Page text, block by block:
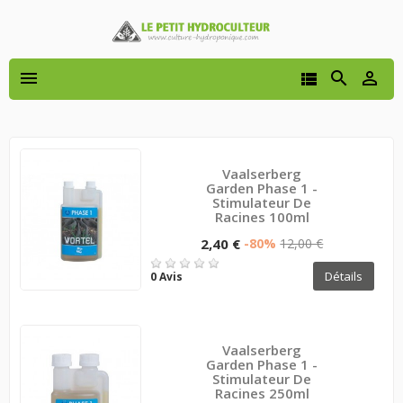
 


Vaalserberg
Garden Phase 1 -
Stimulateur De
Racines 100ml
2,40 € -80% 12,00 €
0 Avis Détails
Vaalserberg
Garden Phase 1 -
Stimulateur De
Racines 250ml